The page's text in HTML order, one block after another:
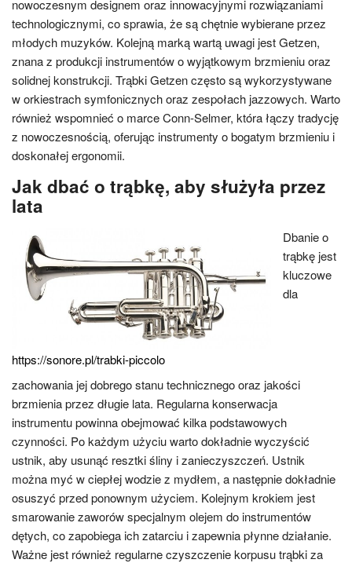
nowoczesnym designem oraz innowacyjnymi rozwiązaniami
technologicznymi, co sprawia, że są chętnie wybierane przez
młodych muzyków. Kolejną marką wartą uwagi jest Getzen,
znana z produkcji instrumentów o wyjątkowym brzmieniu oraz
solidnej konstrukcji. Trąbki Getzen często są wykorzystywane
w orkiestrach symfonicznych oraz zespołach jazzowych. Warto
również wspomnieć o marce Conn-Selmer, która łączy tradycję
z nowoczesnością, oferując instrumenty o bogatym brzmieniu i
doskonałej ergonomii.
Jak dbać o trąbkę, aby służyła przez
lata
https://sonore.pl/trabki-piccolo
Dbanie o
trąbkę jest
kluczowe
dla
zachowania jej dobrego stanu technicznego oraz jakości
brzmienia przez długie lata. Regularna konserwacja
instrumentu powinna obejmować kilka podstawowych
czynności. Po każdym użyciu warto dokładnie wyczyścić
ustnik, aby usunąć resztki śliny i zanieczyszczeń. Ustnik
można myć w ciepłej wodzie z mydłem, a następnie dokładnie
osuszyć przed ponownym użyciem. Kolejnym krokiem jest
smarowanie zaworów specjalnym olejem do instrumentów
dętych, co zapobiega ich zatarciu i zapewnia płynne działanie.
Ważne jest również regularne czyszczenie korpusu trąbki za